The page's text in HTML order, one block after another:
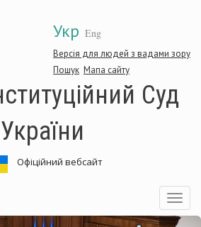
Укр Eng
Версія для людей з вадами зору
Пошук Мапа сайту
Суд
України
Офіційний вебсайт
Toggle